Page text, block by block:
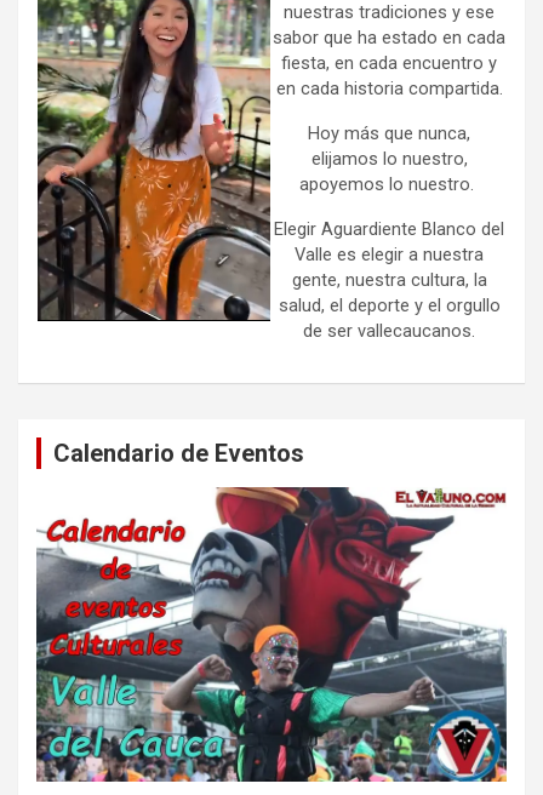
nuestras tradiciones y ese
sabor que ha estado en cada
fiesta, en cada encuentro y
en cada historia compartida.
Hoy más que nunca,
elijamos lo nuestro,
apoyemos lo nuestro.
Elegir Aguardiente Blanco del
Valle es elegir a nuestra
gente, nuestra cultura, la
salud, el deporte y el orgullo
de ser vallecaucanos.
Calendario de Eventos